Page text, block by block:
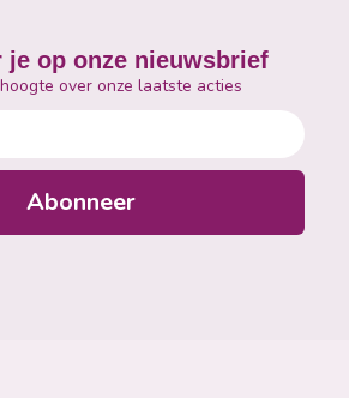
je op onze nieuwsbrief
over onze laatste acties
Abonneer